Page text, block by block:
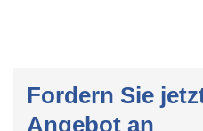
Fordern Sie
Angebot an